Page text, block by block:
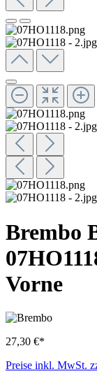
Brembo
Vorne
27,30 €*
Preise inkl. MwSt.